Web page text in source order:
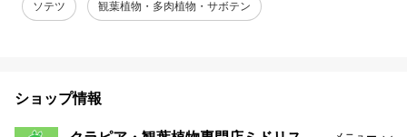
ソテツ 観葉植物・多肉植物・サボテン
ショップ情報